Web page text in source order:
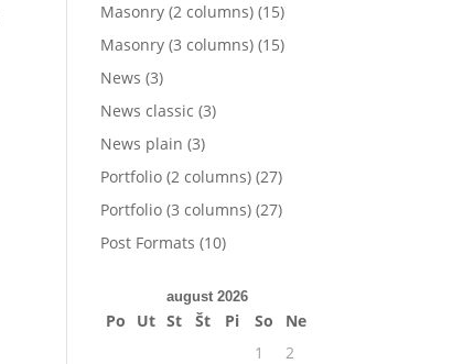
Masonry (2 columns) (15)
Masonry (3 columns) (15)
News (3)
News classic (3)
News plain (3)
Portfolio (2 columns) (27)
Portfolio (3 columns) (27)
Post Formats (10)
august 2026
Po Ut St Št Pi So
Ne
1
2